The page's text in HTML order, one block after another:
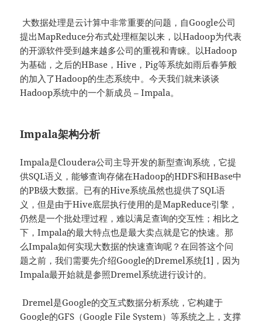
大数据处理是云计算中非常重要的问题，自Google公司
提出MapReduce分布式处理框架以来，以Hadoop为代表
的开源软件受到越来越多公司的重视和青睐。以Hadoop
为基础，之后的HBase，Hive，Pig等系统如雨后春笋般
的加入了Hadoop的生态系统中。今天我们就来谈谈
Hadoop系统中的一个新成员 – Impala。
Impala架构分析
Impala是Cloudera公司主导开发的新型查询系统，它提
供SQL语义，能够查询存储在Hadoop的HDFS和HBase中
的PB级大数据。已有的Hive系统虽然也提供了SQL语
义，但是由于Hive底层执行使用的是MapReduce引擎，
仍然是一个批处理过程，难以满足查询的交互性；相比之
下，Impala的最大特点也是最大卖点就是它的快速。那
么Impala如何实现大数据的快速查询呢？在回答这个问
题之前，我们需要先介绍Google的Dremel系统[1]，因为
Impala最开始就是参照Dremel系统进行设计的。
Dremel是Google的交互式数据分析系统，它构建于
Google的GFS（Google File System）等系统之上，支撑